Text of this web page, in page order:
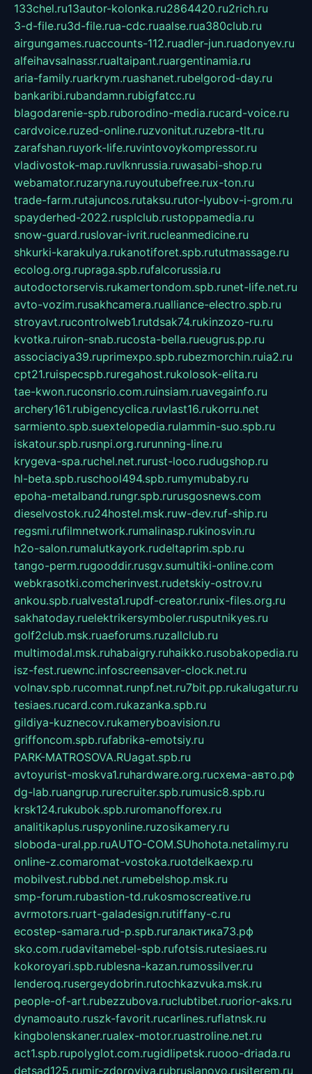
133chel.ru13autor-kolonka.ru2864420.ru2rich.ru
3-d-file.ru3d-file.rua-cdc.ruaalse.rua380club.ru
airgungames.ruaccounts-112.ruadler-jun.ruadonyev.ru
alfeihavsalnassr.rualtaipant.ruargentinamia.ru
aria-family.ruarkrym.ruashanet.rubelgorod-day.ru
bankaribi.rubandamn.rubigfatcc.ru
blagodarenie-spb.ruborodino-media.rucard-voice.ru
cardvoice.ruzed-online.ruzvonitut.ruzebra-tlt.ru
zarafshan.ruyork-life.ruvintovoykompressor.ru
vladivostok-map.ruvlknrussia.ruwasabi-shop.ru
webamator.ruzaryna.ruyoutubefree.rux-ton.ru
trade-farm.rutajuncos.rutaksu.rutor-lyubov-i-grom.ru
spayderhed-2022.rusplclub.rustoppamedia.ru
snow-guard.ruslovar-ivrit.rucleanmedicine.ru
shkurki-karakulya.rukanotiforet.spb.rututmassage.ru
ecolog.org.rupraga.spb.rufalcorussia.ru
autodoctorservis.rukamertondom.spb.runet-life.net.ru
avto-vozim.rusakhcamera.rualliance-electro.spb.ru
stroyavt.rucontrolweb1.rutdsak74.rukinzozo-ru.ru
kvotka.ruiron-snab.rucosta-bella.rueugrus.pp.ru
associaciya39.ruprimexpo.spb.rubezmorchin.ruia2.ru
cpt21.ruispecspb.ruregahost.rukolosok-elita.ru
tae-kwon.ruconsrio.com.ruinsiam.ruavegainfo.ru
archery161.rubigencyclica.ruvlast16.rukorru.net
sarmiento.spb.suextelopedia.rulammin-suo.spb.ru
iskatour.spb.rusnpi.org.rurunning-line.ru
krygeva-spa.ruchel.net.rurust-loco.rudugshop.ru
hl-beta.spb.ruschool494.spb.rumymubaby.ru
epoha-metalband.rungr.spb.rurusgosnews.com
dieselvostok.ru24hostel.msk.ruw-dev.ruf-ship.ru
regsmi.rufilmnetwork.rumalinasp.rukinosvin.ru
h2o-salon.rumalutkayork.rudeltaprim.spb.ru
tango-perm.rugooddir.rusgv.sumultiki-online.com
webkrasotki.comcherinvest.rudetskiy-ostrov.ru
ankou.spb.rualvesta1.rupdf-creator.runix-files.org.ru
sakhatoday.ruelektrikersymboler.rusputnikyes.ru
golf2club.msk.ruaeforums.ruzallclub.ru
multimodal.msk.ruhabaigry.ruhaikko.rusobakopedia.ru
isz-fest.ruewnc.infoscreensaver-clock.net.ru
volnav.spb.rucomnat.runpf.net.ru7bit.pp.rukalugatur.ru
tesiaes.rucard.com.rukazanka.spb.ru
gildiya-kuznecov.rukameryboavision.ru
griffoncom.spb.rufabrika-emotsiy.ru
PARK-MATROSOVA.RUagat.spb.ru
avtoyurist-moskva1.ruhardware.org.ruсхема-авто.рф
dg-lab.ruangrup.rurecruiter.spb.rumusic8.spb.ru
krsk124.rukubok.spb.ruromanofforex.ru
analitikaplus.ruspyonline.ruzosikamery.ru
sloboda-ural.pp.ruAUTO-COM.SUhohota.netalimy.ru
online-z.comaromat-vostoka.ruotdelkaexp.ru
mobilvest.rubbd.net.rumebelshop.msk.ru
smp-forum.rubastion-td.rukosmoscreative.ru
avrmotors.ruart-galadesign.rutiffany-c.ru
ecostep-samara.rud-p.spb.ruгалактика73.рф
sko.com.rudavitamebel-spb.rufotsis.rutesiaes.ru
kokoroyari.spb.rublesna-kazan.rumossilver.ru
lenderoq.rusergeydobrin.rutochkazvuka.msk.ru
people-of-art.rubezzubova.ruclubtibet.ruorior-aks.ru
dynamoauto.ruszk-favorit.rucarlines.ruflatnsk.ru
kingbolenskaner.rualex-motor.ruastroline.net.ru
act1.spb.rupolyglot.com.rugidlipetsk.ruooo-driada.ru
detsad125.rumir-zdoroviya.rubruslanovo.rusiterem.ru